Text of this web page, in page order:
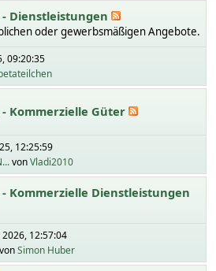
Dienstleistungen
oder gewerbsmäßigen Angebote.
09:20:35
Kommerzielle Güter
12:25:59
vonVladi2010
Kommerzielle Dienstleistungen
12:57:04
vonSimon Huber